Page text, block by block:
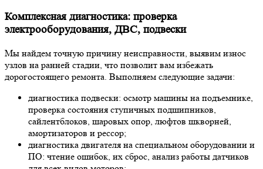
Комплексная диагностика: проверка
электрооборудования, ДВС, подвески
Мы найдем точную причину неисправности, выявим износ
узлов на ранней стадии, что позволит вам избежать
дорогостоящего ремонта. Выполняем следующие задачи:
диагностика подвески: осмотр машины на подъемнике,
проверка состояния ступичных подшипников,
сайлентблоков, шаровых опор, люфтов шкворней,
амортизаторов и рессор;
диагностика двигателя на специальном оборудовании и
ПО: чтение ошибок, их сброс, анализ работы датчиков